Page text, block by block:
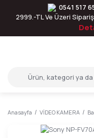
0541 517
2999.-TL Ve Üzeri
Anasayfa VİDEO KAMERA